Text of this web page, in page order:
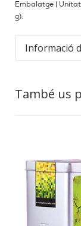
Embalatge |
g).
Informació
També us